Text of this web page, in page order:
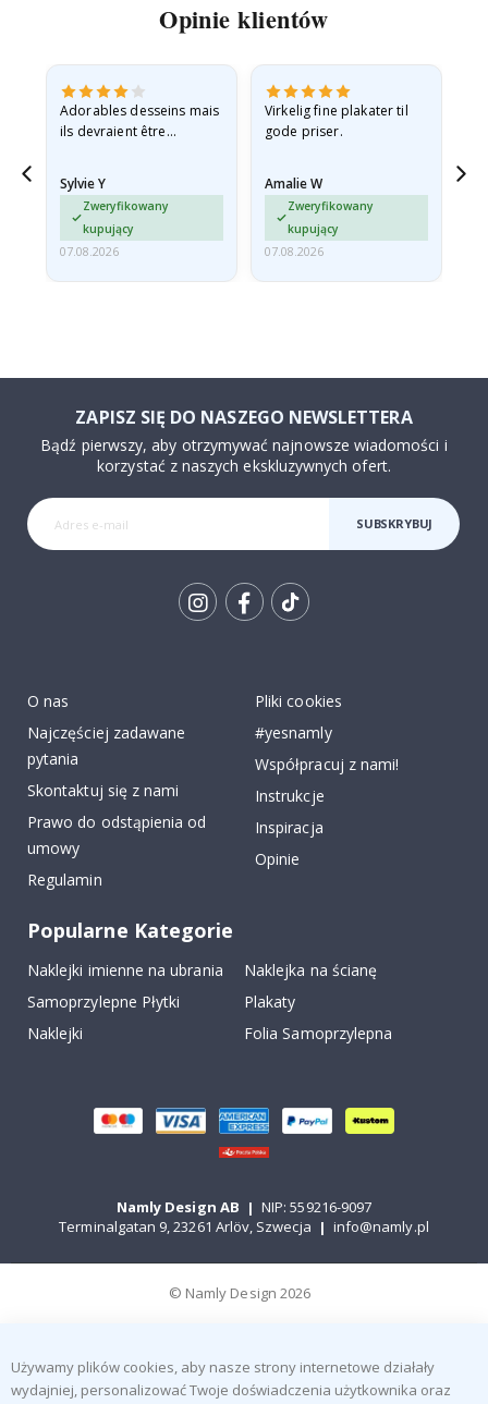
Opinie klientów
Adorables desseins mais
ils devraient être
enveloppe rigide car ils
sont arrivés roulés et un…
Sylvie Y
Zweryfikowany
kupujący
07.08.2026
Virkelig fine plakater til
gode priser.
Amalie W
Zweryfikowany
kupujący
07.08.2026
ZAPISZ SIĘ DO NASZEGO NEWSLETTERA
Bądź pierwszy, aby otrzymywać najnowsze wiadomości i
korzystać z naszych ekskluzywnych ofert.
SUBSKRYBUJ
O nas
Najczęściej zadawane
pytania
Skontaktuj się z nami
Prawo do odstąpienia od
umowy
Regulamin
Pliki cookies
#yesnamly
Współpracuj z nami!
Instrukcje
Inspiracja
Opinie
Popularne Kategorie
Naklejki imienne na ubrania
Naklejka na ścianę
Samoprzylepne Płytki
Plakaty
Naklejki
Folia Samoprzylepna
Namly Design AB | NIP: 559216-9097
Terminalgatan 9, 23261 Arlöv, Szwecja | info@namly.pl
© Namly Design 2026
Używamy plików cookies, aby nasze strony internetowe działały
wydajniej, personalizować Twoje doświadczenia użytkownika oraz